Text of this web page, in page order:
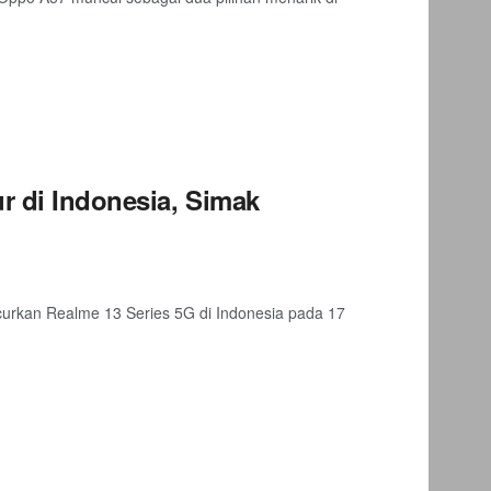
di Indonesia, Simak
Realme 13 Series 5G di Indonesia pada 17